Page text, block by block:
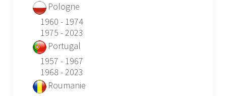
Pologne
1960 - 1974
1975 - 2023
Portugal
1957 - 1967
1968 - 2023
Roumanie